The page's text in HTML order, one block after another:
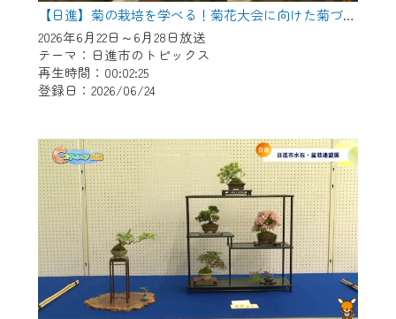
【日進】菊の栽培を学べる！菊花大会に向けた菊づくり講習会
2026年6月22日～6月28日放送
テーマ：日進市のトピックス
再生時間：00:02:25
登録日：2026/06/24
※マイページへのログインには、MyIDが必
要となります。
※MyIDとは、CCNet Web TVを含むCCNetの
各種サービスをご利用頂くためのIDです。
で設定できます。
（GmailやYahooなどのフリーメールアドレ
スでも作成可能です）
※マイページへのログイン・MyIDの新規登
録はこちらから
※CCNetアプリをご利用中の方は引き続き
ご視聴いただけます。